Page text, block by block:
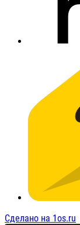
Сделано на 1os.ru